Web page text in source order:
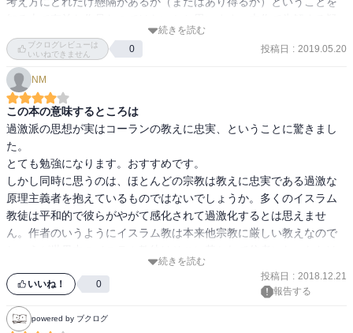
私の知らない所で、信念が人を襲っている。
そう思って、読むことだけは続けていこうと思う。
問がある一方，本作によって投げかけられる疑問もまたあるのでは
ないかと感じました。
〜イスラム教にはイスラム教の論理があり，その枠内においてそれ
は実に完成され，調和がとれています。しかしだからこそ，それを
共有しない人が彼らと議論をしようとしても，なかなかかみ合いま
せん。これはイスラム教徒の側からも同じことがいえます。〜
とっつきにくいテーマかもしれませんが読みやすい作品です☆５つ
続きを読む
ブクログレビューは
いいねできません
0 投稿日 : 2019.05.20
NM
この本の意味するところは
過激派の思想が実はコーランの教えに忠実、ということに驚きまし
た。
とても勉強になります。おすすめです。
しかし同時に思うのは、ほとんどの宗教は教えに忠実である過激な
原理主義者を抱えているものではないでしょうか。多くのイスラム
教徒は平和的で彼らがやがて感化されて過激化するとは思えませ
ん。作者のいうようにイスラム教は本来他宗教に厳しい教えなので
少し一元化しすぎていないかな、と感じました。
続きを読む
いいね！ 0
投稿日 : 2018.12.21
報告する
powered by ブクログ